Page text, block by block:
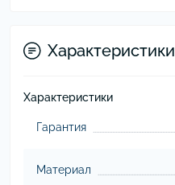
Характеристики
Характеристики
Гарантия
Материал